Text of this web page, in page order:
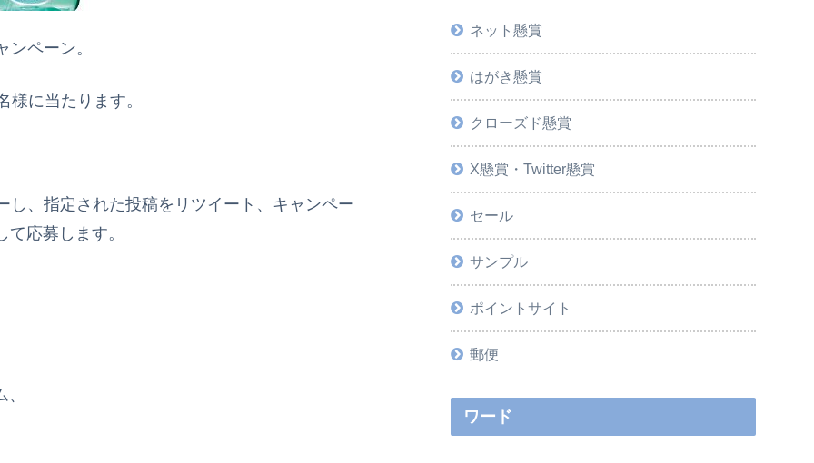
ペーン。
に当たります。
し、指定された投稿をリツイート、キャンペー
応募します。
ネット懸賞
はがき懸賞
クローズド懸賞
X懸賞・Twitter懸賞
セール
サンプル
ポイントサイト
郵便
ワード